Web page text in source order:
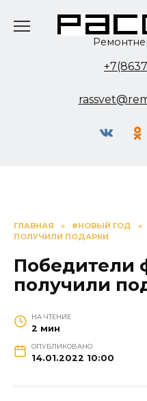
ГЛАВНАЯ » #НОВЫЙ ГОД »
ПОЛУЧИЛИ ПОДАРКИ
Победители
получили
НА ЧТЕНИЕ
2 мин
ОПУБЛИКОВАНО
14.01.2022 10:00